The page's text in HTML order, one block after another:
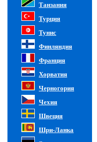
Танзания
Турция
Тунис
Финляндия
Франция
Хорватия
Черногория
Чехия
Швеция
Шри-Ланка